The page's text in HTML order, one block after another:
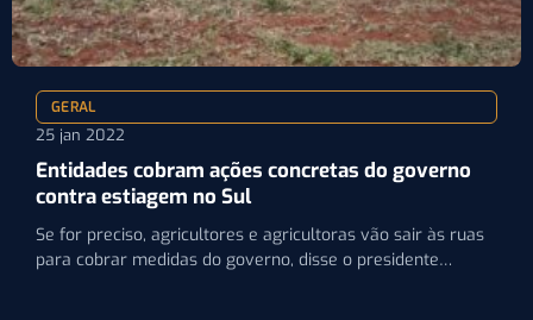
GERAL
25 jan 2022
Entidades cobram ações concretas do governo
contra estiagem no Sul
Se for preciso, agricultores e agricultoras vão sair às ruas
para cobrar medidas do governo, disse o presidente…